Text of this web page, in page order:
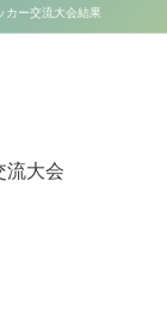
カー交流大会結果
流大会